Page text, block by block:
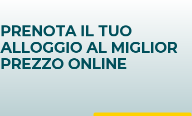
PRENOTA IL TUO
ALLOGGIO AL MIGLIOR
PREZZO ONLINE